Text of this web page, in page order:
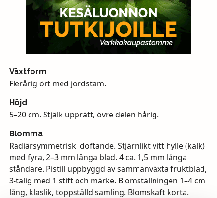
Växtform
Flerårig ört med jordstam.
Höjd
5–20 cm. Stjälk upprätt, övre delen hårig.
Blomma
Radiärsymmetrisk, doftande. Stjärnlikt vitt hylle (kalk)
med fyra, 2–3 mm långa blad. 4 ca. 1,5 mm långa
ståndare. Pistill uppbyggd av sammanväxta fruktblad,
3-talig med 1 stift och märke. Blomställningen 1–4 cm
lång, klaslik, toppställd samling. Blomskaft korta.